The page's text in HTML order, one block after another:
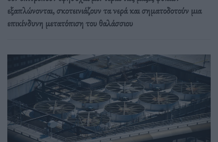
εξαπλώνονται, σκοτεινιάζουν τα νερά και σηματοδοτούν μια
επικίνδυνη μετατόπιση του θαλάσσιου